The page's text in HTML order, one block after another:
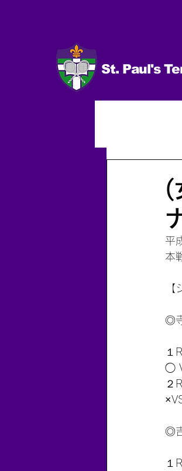
St. Paul's
(
平
本
【
◎
１R
◯
２R
◎
１R